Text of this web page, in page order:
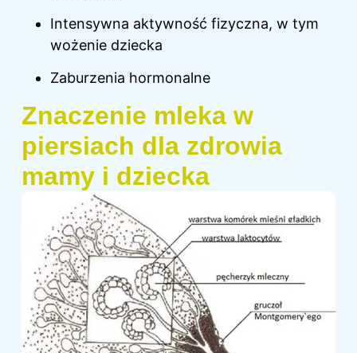
Intensywna aktywność fizyczna, w tym
wożenie dziecka
Zaburzenia hormonalne
Znaczenie mleka w
piersiach dla zdrowia
mamy i dziecka